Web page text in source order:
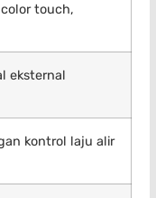
color touch,
eksternal
kontrol laju alir